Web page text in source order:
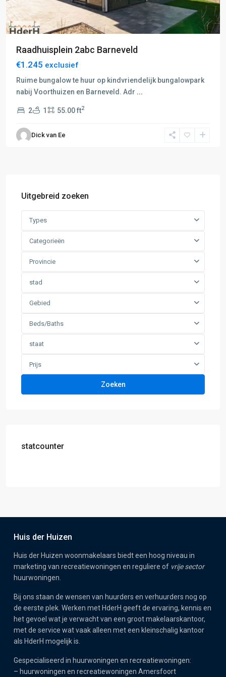
Raadhuisplein 2abc Barneveld
€1.245 exclusief
Ruime bungalow te huur op kindvriendelijk bungalowpark
nabij Voorthuizen en Barneveld. Adr ...
2 1 55.00 ft2
Dick van Ee
Uitgebreid zoeken
Types
Categorieën
Provincie
stad
Gebied
Beds/Baths
staat
Prijs
Zoeken
statcounter
Huis der Huizen
Huis der Huizen woonmakelaars biedt een hoog niveau in
marketing van recreatiewoningen en reguliere of vrije sector
huurwoningen.
Bij ons staan de wensen van huurders en verhuurders nog op
de eerste plek. Werken met HderH geeft de ervaring, kennis en
het gevoel wat je verwacht van een groot makelaarskantoor,
met de service wat vaak alleen met een kleinschalig kantoor
als HderH mogelijk is.
Gespecialiseerd in huurwoningen en recreatiewoningen:
– huurwoningen en recreatiewoningen Amersfoort